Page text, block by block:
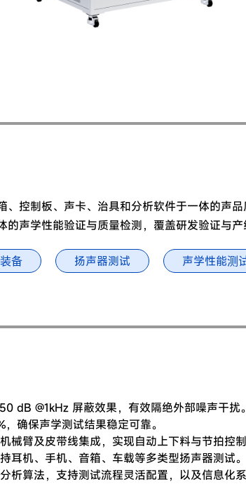
、控制板、声卡、治具和分析软件于一体的声
声学性能验证与质量检测，覆盖研发验证与产
备 扬声器测试 声学性能测
dB @1kHz 屏蔽效果，有效隔绝外部噪声干扰。
，确保声学测试结果稳定可靠。
械臂及皮带线集成，实现自动上下料与节拍控制
耳机、手机、音箱、车载等多类型扬声器测试。
析算法，支持测试流程灵活配置，以及信息化系